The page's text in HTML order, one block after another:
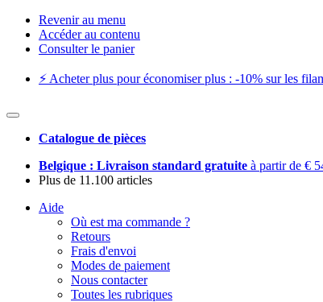
Revenir au menu
Accéder au contenu
Consulter le panier
⚡️ Acheter plus pour économiser plus : -10% sur les
Catalogue de pièces
Belgique : Livraison standard gratuite à partir de €
Plus de 11.100 articles
Aide
Où est ma commande ?
Retours
Frais d'envoi
Modes de paiement
Nous contacter
Toutes les rubriques